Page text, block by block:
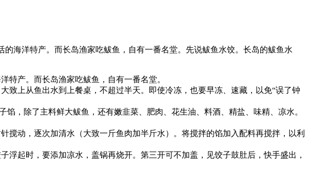
海洋特产。而长岛渔家吃鲅鱼，自有一番名堂。先说鲅鱼水饺。长岛的鲅鱼水
特产。而长岛渔家吃鲅鱼，自有一番名堂。
致上从鱼出水到上餐桌，不超过半天。即使冷冻，也要早冻、速藏，以免“误了钟
，除了主料鲜大鲅鱼，还有嫩韭菜、肥肉、花生油、料酒、精盐、味精、凉水。
动，逐次加清水（大致一斤鱼肉加半斤水）。将搅拌的馅加入配料再搅拌，以利
起时，要添加凉水，盖锅再烧开。第三开可不加盖，见饺子鼓肚后，快手盛出，